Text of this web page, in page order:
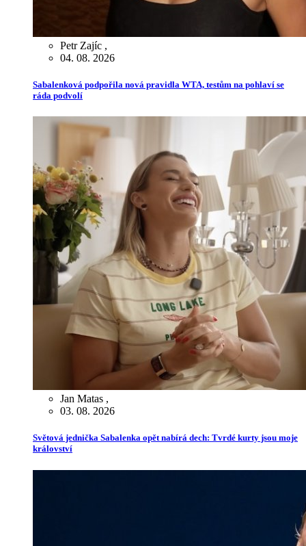
Petr Zajíc ,
04. 08. 2026
Sabalenková podpořila nová pravidla WTA, testům na pohlaví se
ráda podvolí
Jan Matas ,
03. 08. 2026
Světová jednička Sabalenka opět nabírá dech: Tvrdé kurty jsou moje
království